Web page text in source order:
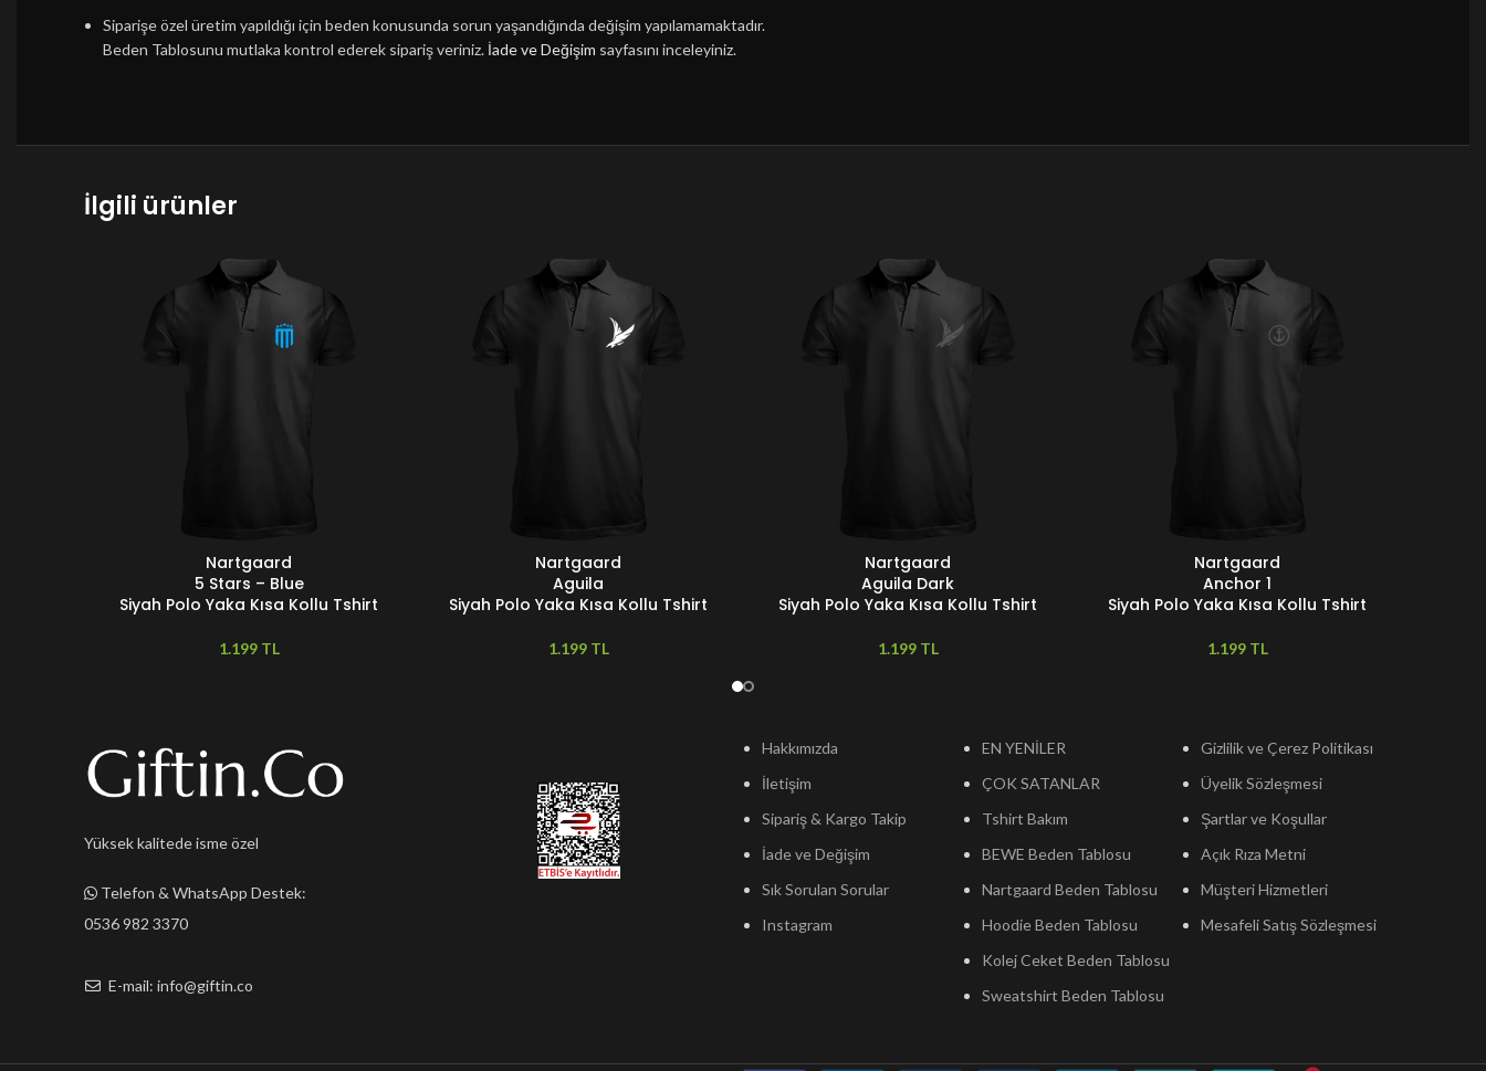
Siparişe özel üretim yapıldığı için beden konusunda sorun yaşandığında değişim yapılamamaktadır.
Beden Tablosunu mutlaka kontrol ederek sipariş veriniz. İade ve Değişim sayfasını inceleyiniz.
İlgili ürünler
Nartgaard
5 Stars – Blue
Siyah Polo Yaka Kısa Kollu Tshirt
TL
Nartgaard
Aguila
Siyah Polo Yaka Kısa Kollu Tshirt
TL
Nartgaard
Aguila Dark
Siyah Polo Yaka Kısa Kollu Tshirt
TL
Nartgaard
Anchor 1
Siyah Polo Yaka Kısa Kollu Tshirt
TL
Yüksek kalitede isme özel
Telefon & WhatsApp Destek:
0536 982 3370
E-mail: info@giftin.co
Hakkımızda
İletişim
Sipariş & Kargo Takip
İade ve Değişim
Sık Sorulan Sorular
Instagram
EN YENİLER
ÇOK SATANLAR
Tshirt Bakım
BEWE Beden Tablosu
Nartgaard Beden Tablosu
Hoodie Beden Tablosu
Kolej Ceket Beden Tablosu
Sweatshirt Beden Tablosu
Gizlilik ve Çerez Politikası
Üyelik Sözleşmesi
Şartlar ve Koşullar
Açık Rıza Metni
Müşteri Hizmetleri
Mesafeli Satış Sözleşmesi